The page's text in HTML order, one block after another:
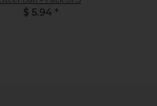
$ 5.94 *